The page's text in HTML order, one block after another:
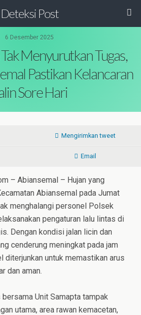
Deteksi Post
6 Desember 2025
Menyurutkan Tugas,
Pastikan Kelancaran
Sore Hari
Mengirimkan tweet
Email
– Abiansemal – Hujan yang
Abiansemal pada Jumat
menghalangi personel Polsek
pengaturan lalu lintas di
Dengan kondisi jalan licin dan
cenderung meningkat pada jam
diterjunkan untuk memastikan arus
dan aman.
Unit Samapta tampak
utama, area rawan kemacetan,